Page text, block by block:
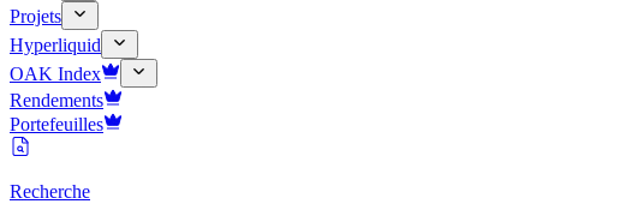
Projets
Hyperliquid
OAK Index
Rendements
Portefeuilles
Recherche